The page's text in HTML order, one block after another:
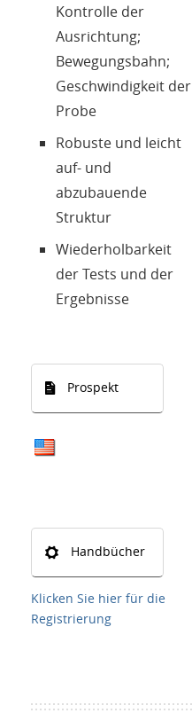
Kontrolle der
Ausrichtung;
Bewegungsbahn;
Geschwindigkeit der
Probe
Robuste und leicht
auf- und
abzubauende
Struktur
Wiederholbarkeit
der Tests und der
Ergebnisse
Prospekt
Handbücher
Klicken Sie hier für die
Registrierung